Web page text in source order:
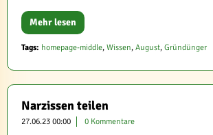
Mehr lesen
Tags: homepage-middle, Wissen, August, Gründünger
Narzissen teilen
27.06.23 00:00 0 Kommentare